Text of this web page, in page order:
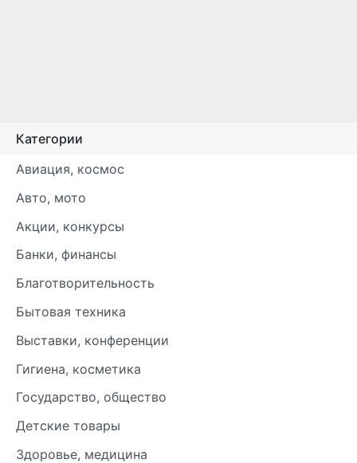
Категории
Авиация, космос
Авто, мото
Акции, конкурсы
Банки, финансы
Благотворительность
Бытовая техника
Выставки, конференции
Гигиена, косметика
Государство, общество
Детские товары
Здоровье, медицина